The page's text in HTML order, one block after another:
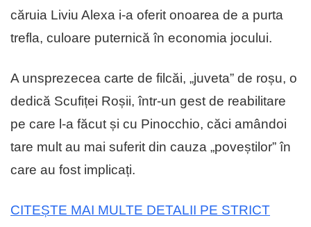
căruia Liviu Alexa i-a oferit onoarea de a purta
trefla, culoare puternică în economia jocului.
A unsprezecea carte de filcăi, „juveta” de roșu, o
dedică Scufiței Roșii, într-un gest de reabilitare
pe care l-a făcut și cu Pinocchio, căci amândoi
tare mult au mai suferit din cauza „poveștilor” în
care au fost implicați.
CITEȘTE MAI MULTE DETALII PE STRICT